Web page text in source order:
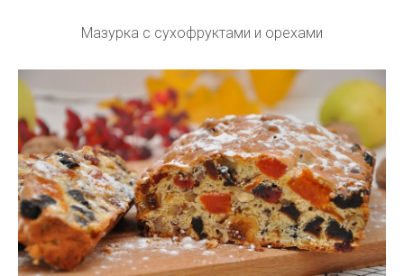
Мазурка с сухофруктами и орехами